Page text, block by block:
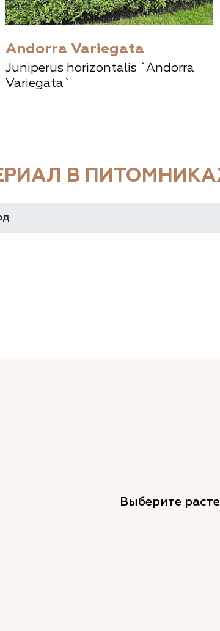
Andorra Variegata
Juniperus horizontalis `Andorra
Variegata`
В
Выберите